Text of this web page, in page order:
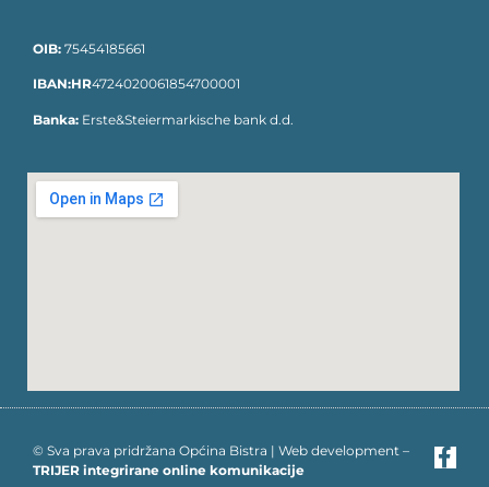
OIB: 75454185661
IBAN:HR4724020061854700001
Banka: Erste&Steiermarkische bank d.d.
© Sva prava pridržana Općina Bistra | Web development –
TRIJER integrirane online komunikacije